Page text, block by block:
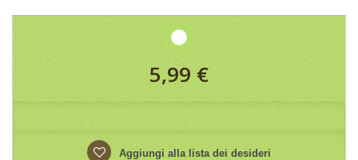
5,99 €
Aggiungi alla lista dei desideri